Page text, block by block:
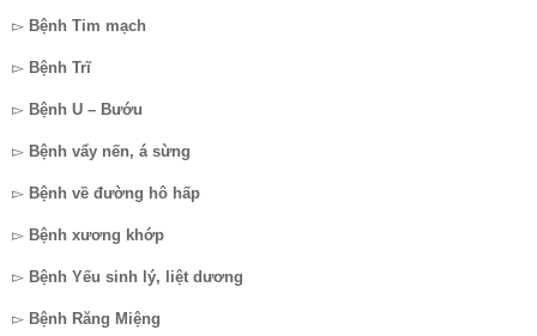
▻ Bệnh Tim mạch
▻ Bệnh Trĩ
▻ Bệnh U – Bướu
▻ Bệnh vẩy nến, á sừng
▻ Bệnh về đường hô hấp
▻ Bệnh xương khớp
▻ Bệnh Yếu sinh lý, liệt dương
▻ Bệnh Răng Miệng